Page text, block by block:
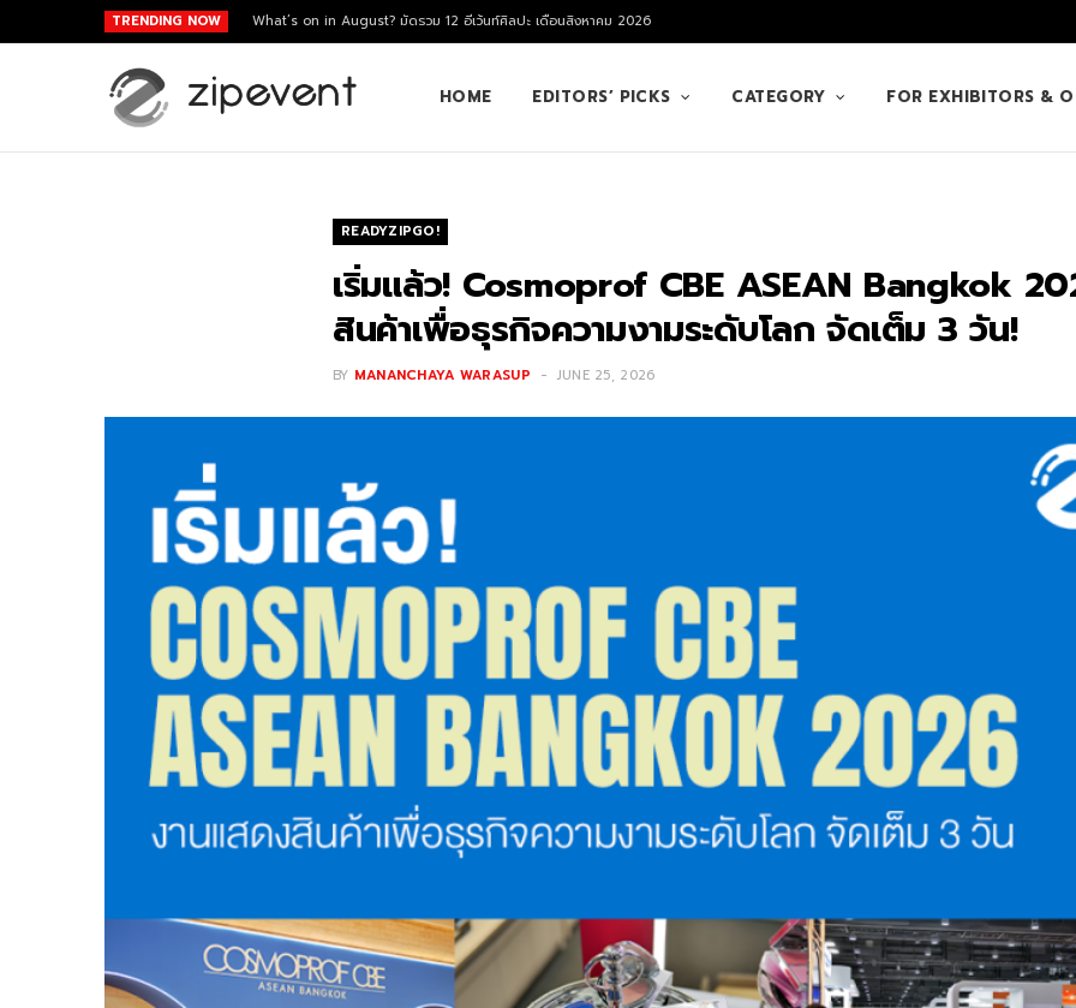
TRENDING NOW What’s on in August? มัดรวม 12 อีเว้นท์ศิลปะ เดือนสิงหาคม 2026
HOME EDITORS’ PICKS CATEGORY FOR EXHIBITORS &
READYZIPGO!
เริ่มแล้ว! Cosmoprof CBE ASEAN Bangkok
สินค้าเพื่อธุรกิจความงามระดับโลก จัดเต็ม 3 วัน!
BY MANANCHAYA WARASUP JUNE 25, 2026